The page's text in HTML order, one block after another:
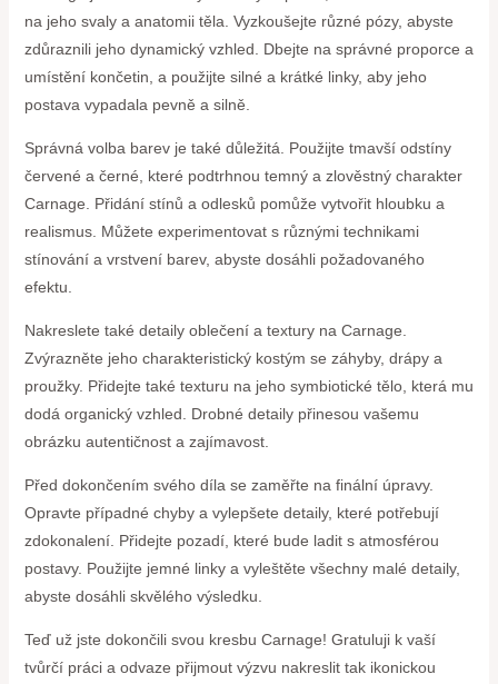
na jeho svaly a anatomii těla. Vyzkoušejte různé pózy, abyste
zdůraznili jeho dynamický vzhled. Dbejte na správné proporce a
umístění končetin, a použijte silné a krátké linky, aby jeho
postava vypadala pevně a silně.
Správná volba barev je také důležitá. Použijte tmavší odstíny
červené a černé, které podtrhnou temný a zlověstný charakter
Carnage. Přidání stínů a odlesků pomůže vytvořit hloubku a
realismus. Můžete experimentovat s různými technikami
stínování a vrstvení barev, abyste dosáhli požadovaného
efektu.
Nakreslete také detaily oblečení a textury na Carnage.
Zvýrazněte jeho charakteristický kostým se záhyby, drápy a
proužky. Přidejte také texturu na jeho symbiotické tělo, která mu
dodá organický vzhled. Drobné detaily přinesou vašemu
obrázku autentičnost a zajímavost.
Před dokončením svého díla se zaměřte na finální úpravy.
Opravte případné chyby a vylepšete detaily, které potřebují
zdokonalení. Přidejte pozadí, které bude ladit s atmosférou
postavy. Použijte jemné linky a vyleštěte všechny malé detaily,
abyste dosáhli skvělého výsledku.
Teď už jste dokončili svou kresbu Carnage! Gratuluji k vaší
tvůrčí práci a odvaze přijmout výzvu nakreslit tak ikonickou